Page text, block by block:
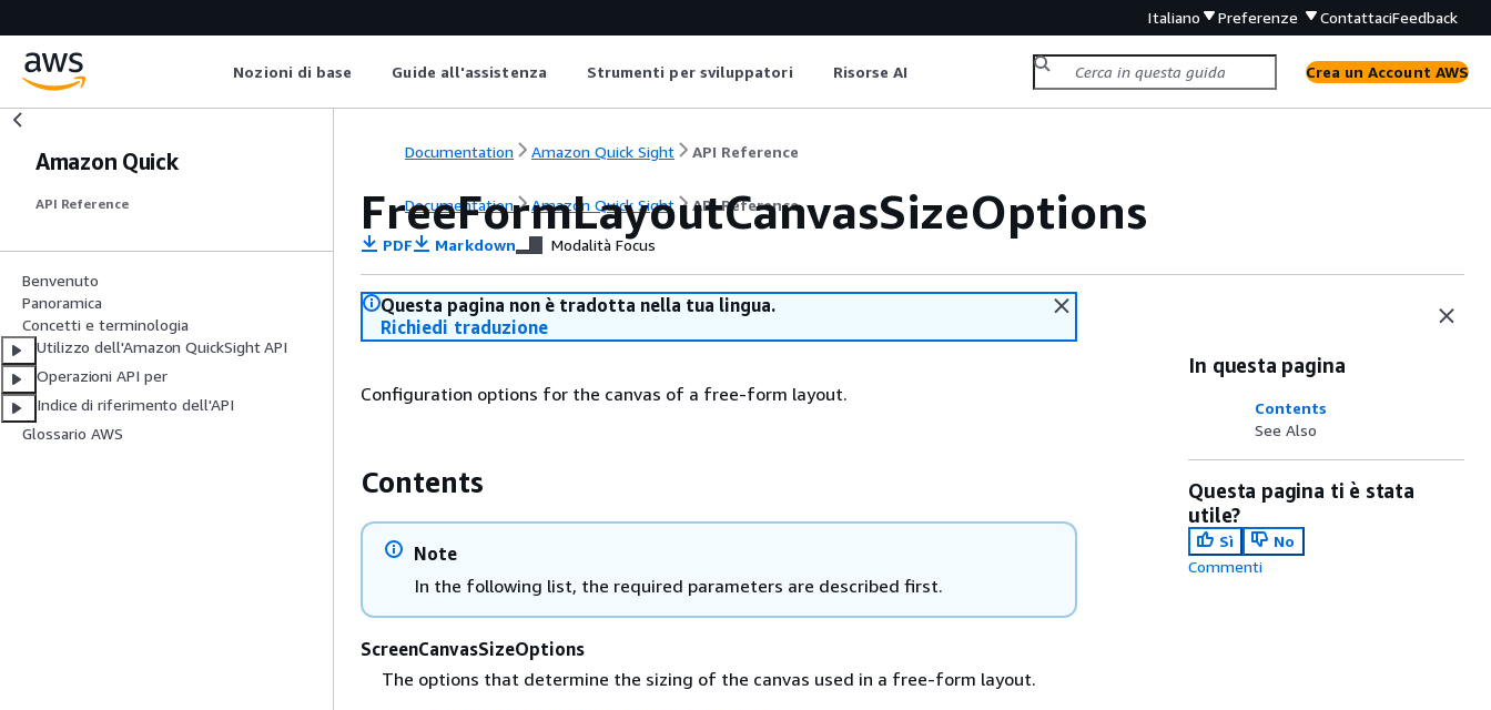
Italiano Preferenze ContattaciFeedback
Nozioni di base Guide all'assistenza Strumenti per sviluppatori Risorse AI Crea un Account AWS
Amazon Quick
API Reference
Benvenuto
Panoramica
Concetti e terminologia
Utilizzo dell'Amazon QuickSight API
Operazioni API per
Indice di riferimento dell'API
Glossario AWS
Documentation Amazon Quick Sight API Reference
Documentation Amazon Quick Sight API Reference
FreeFormLayoutCanvasSizeOptions
PDF Markdown Modalità Focus
Questa pagina non è tradotta nella tua lingua.
Richiedi traduzione
Configuration options for the canvas of a free-form layout.
Contents
Note
In the following list, the required parameters are described first.
ScreenCanvasSizeOptions
The options that determine the sizing of the canvas used in a free-form layout.
In questa pagina
Contents
See Also
Questa pagina ti è stata
utile?
Sì
No
Commenti